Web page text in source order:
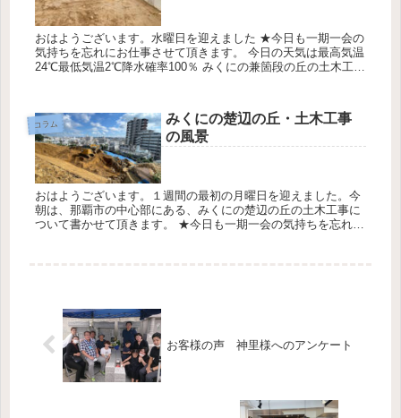
おはようございます。水曜日を迎えました ★今日も一期一会の
気持ちを忘れにお仕事させて頂きます。 今日の天気は最高気温
24℃最低気温2℃降水確率100％ みくにの兼箇段の丘の土木工事
コラム
みくにの楚辺の丘・土木工事
の風景
おはようございます。１週間の最初の月曜日を迎えました。今
朝は、那覇市の中心部にある、みくにの楚辺の丘の土木工事に
ついて書かせて頂きます。 ★今日も一期一会の気持ちを忘れず
お客様の声 神里様へのアンケート